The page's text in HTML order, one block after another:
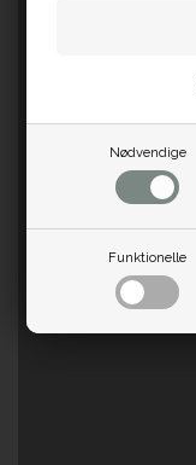
Nødvendige
Funktionelle